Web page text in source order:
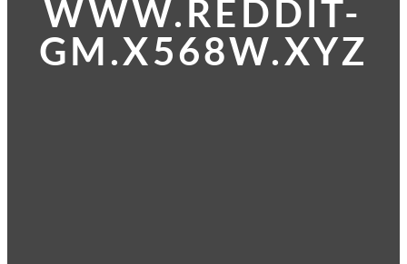
WWW.REDDIT-
GM.X568W.XYZ